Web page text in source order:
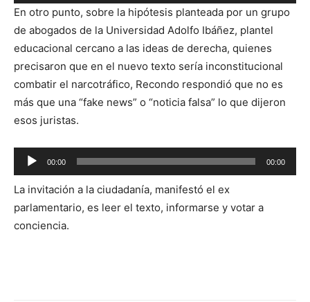
audio
En otro punto, sobre la hipótesis planteada por un grupo
de abogados de la Universidad Adolfo Ibáñez, plantel
educacional cercano a las ideas de derecha, quienes
precisaron que en el nuevo texto sería inconstitucional
combatir el narcotráfico, Recondo respondió que no es
más que una “fake news” o “noticia falsa” lo que dijeron
esos juristas.
Reproductor
de
audio
00:00 00:00
La invitación a la ciudadanía, manifestó el ex
parlamentario, es leer el texto, informarse y votar a
conciencia.